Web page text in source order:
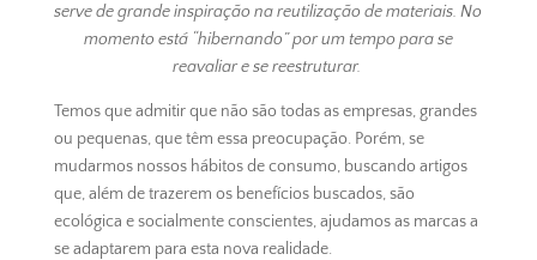
serve de grande inspiração na reutilização de materiais. No
momento está “hibernando” por um tempo para se
reavaliar e se reestruturar.
Temos que admitir que não são todas as empresas, grandes
ou pequenas, que têm essa preocupação. Porém, se
mudarmos nossos hábitos de consumo, buscando artigos
que, além de trazerem os benefícios buscados, são
ecológica e socialmente conscientes, ajudamos as marcas a
se adaptarem para esta nova realidade.